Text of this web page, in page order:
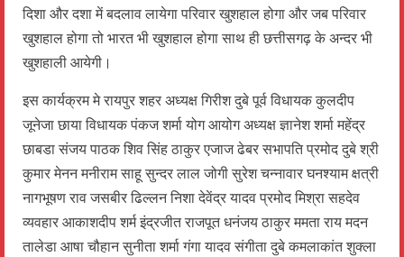
दिशा और दशा में बदलाव लायेगा परिवार खुशहाल होगा और जब परिवार
खुशहाल होगा तो भारत भी खुशहाल होगा साथ ही छत्तीसगढ़ के अन्दर भी
खुशहाली आयेगी।
इस कार्यक्रम मे रायपुर शहर अध्यक्ष गिरीश दुबे पूर्व विधायक कुलदीप
जूनेजा छाया विधायक पंकज शर्मा योग आयोग अध्यक्ष ज्ञानेश शर्मा महेंद्र
छाबडा संजय पाठक शिव सिंह ठाकुर एजाज ढेबर सभापति प्रमोद दुबे श्री
कुमार मेनन मनीराम साहू सुन्दर लाल जोगी सुरेश चन्नावार घनश्याम क्षत्री
नागभूषण राव जसबीर ढिल्लन निशा देवेंद्र यादव प्रमोद मिश्रा सहदेव
व्यवहार आकाशदीप शर्म इंद्रजीत राजपूत धनंजय ठाकुर ममता राय मदन
तालेडा आषा चौहान सुनीता शर्मा गंगा यादव संगीता दुबे कमलाकांत शुक्ला